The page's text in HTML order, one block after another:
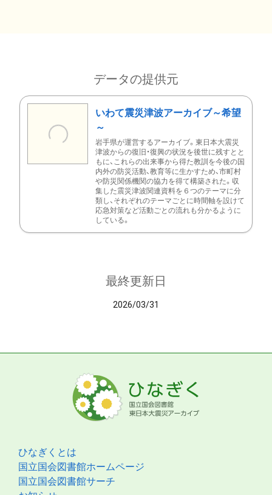
データの提供元
いわて震災津波アーカイブ～希望
～
岩手県が運営するアーカイブ。東日本大震災
津波からの復旧・復興の状況を後世に残すとと
もに、これらの出来事から得た教訓を今後の国
内外の防災活動、教育等に生かすため、市町村
や防災関係機関の協力を得て構築された。収
集した震災津波関連資料を６つのテーマに分
類し、それぞれのテーマごとに時間軸を設けて
応急対策など活動ごとの流れも分かるように
している。
最終更新日
2026/03/31
ひなぎくとは
国立国会図書館ホームページ
国立国会図書館サーチ